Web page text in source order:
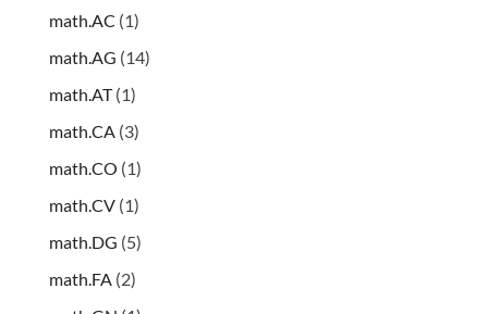
math.AC (1)
math.AG (14)
math.AT(1)
math.CA (3)
math.CO (1)
math.CV (1)
math.DG (5)
math.FA (2)